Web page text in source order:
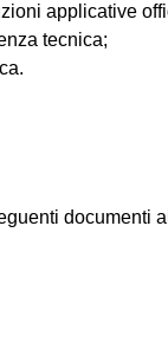
applicative
tecnica;
documenti